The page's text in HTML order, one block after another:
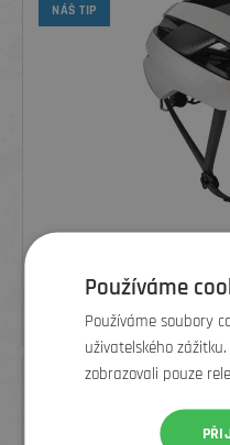
NÁŠ TIP
6 499
Používáme
Používáme soubory
uživatelského
zobrazovali pouze